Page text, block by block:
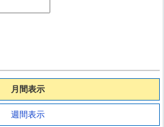
月間表示
週間表示